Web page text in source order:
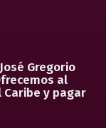
Gregorio
al
y pagar